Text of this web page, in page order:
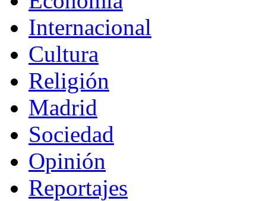
Internacional
Cultura
Religión
Madrid
Sociedad
Opinión
Reportajes